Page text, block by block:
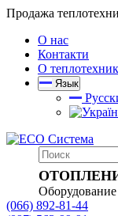
Продажа
О нас
Контакти
О
Язык
(066) 892-81-44